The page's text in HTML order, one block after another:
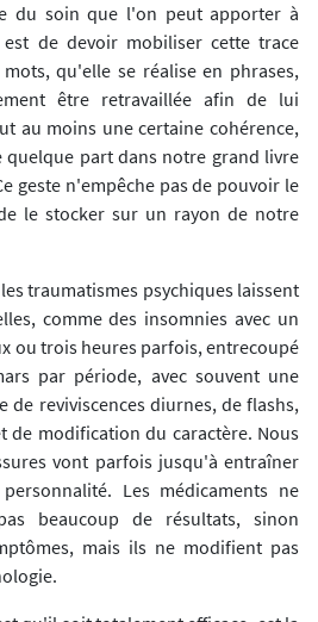
du soin que l'on peut apporter à
de devoir mobiliser cette trace
qu'elle se réalise en phrases,
être retravaillée afin de lui
au moins une certaine cohérence,
part dans notre grand livre
geste n'empêche pas de pouvoir le
le stocker sur un rayon de notre
traumatismes psychiques laissent
comme des insomnies avec un
ou trois heures parfois, entrecoupé
par période, avec souvent une
de reviviscences diurnes, de flashs,
de modification du caractère. Nous
vont parfois jusqu'à entraîner
Les médicaments ne
beaucoup de résultats, sinon
mais ils ne modifient pas